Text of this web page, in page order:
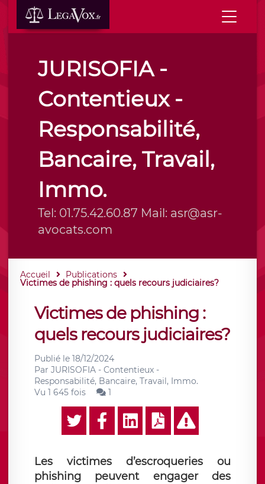
JURISOFIA -
Contentieux -
Responsabilité,
Bancaire, Travail,
Immo.
Tel: 01.75.42.60.87 Mail: asr@asr-
avocats.com
Accueil Publications
Victimes de phishing : quels recours judiciaires?
Victimes de phishing :
quels recours judiciaires?
Publié le 18/12/2024
Par JURISOFIA - Contentieux -
Responsabilité, Bancaire, Travail, Immo.
Vu 1 645 fois
1
Les victimes d’escroqueries ou
phishing peuvent engager des